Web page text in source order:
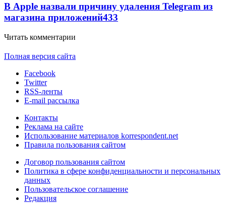
В Apple назвали причину удаления Telegram из
магазина приложений433
Читать комментарии
Полная версия сайта
Facebook
Twitter
RSS-ленты
E-mail рассылка
Контакты
Реклама на сайте
Использование материалов korrespondent.net
Правила пользования сайтом
Договор пользования сайтом
Политика в сфере конфиденциальности и персональных
данных
Пользовательское соглашение
Редакция